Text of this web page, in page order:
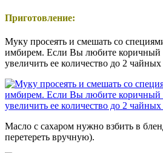
Приготовление:
Муку просеять и смешать со
имбирем. Если Вы любите коричный
увеличить ее количество до 2
Масло с сахаром нужно взбить в
перетереть вручную).